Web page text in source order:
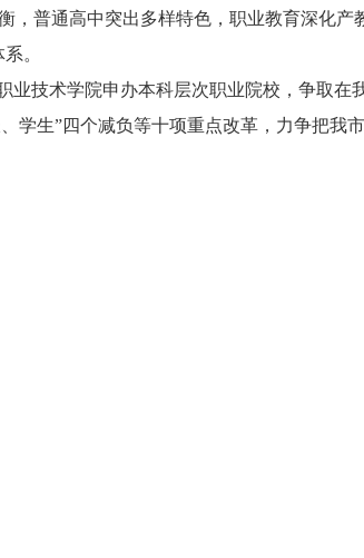
普通高中突出多样特色，职业教育深化产
。
技术学院申办本科层次职业院校，争取在
学生”四个减负等十项重点改革，力争把我